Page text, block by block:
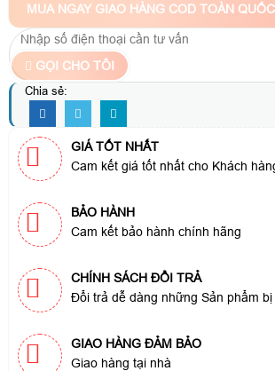
MUA NGAY GIAO HÀNG COD TOÀN QUỐC
GỌI CHO TÔI
Chia sẻ:
GIÁ TỐT NHẤT
Cam kết giá tốt nhất cho Khách
BẢO HÀNH
Cam kết bảo hành chính hãng
CHÍNH SÁCH ĐỔI TRẢ
Đổi trả dễ dàng những Sản phẩm bị
GIAO HÀNG ĐẢM BẢO
Giao hàng tại nhà